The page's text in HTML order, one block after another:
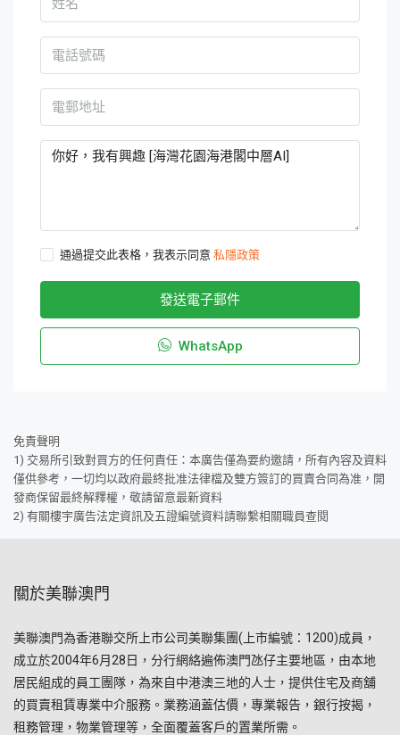
通過提交此表格，我表示同意 私隱政策
發送電子郵件
WhatsApp
免責聲明
1) 交易所引致對買方的任何責任：本廣告僅為要約邀請，所有內容及資料
僅供參考，一切均以政府最終批准法律檔及雙方簽訂的買賣合同為准，開
發商保留最終解釋權，敬請留意最新資料
2) 有關樓宇廣告法定資訊及五證編號資料請聯繫相關職員查閱
關於美聯澳門
美聯澳門為香港聯交所上市公司美聯集團(上市編號：1200)成員，
成立於2004年6月28日，分行網絡遍佈澳門氹仔主要地區，由本地
居民組成的員工團隊，為來自中港澳三地的人士，提供住宅及商舖
的買賣租賃專業中介服務。業務涵蓋估價，專業報告，銀行按揭，
租務管理，物業管理等，全面覆蓋客戶的置業所需。